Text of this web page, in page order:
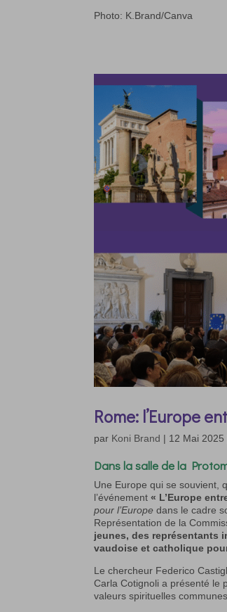
Photo: K.Brand/Canva
Rome: l’Europe
par Koni Brand | 12 Mai 2025
Dans lasalle de la
Une Europe qui se souvient,
l’événement« L’Europe
pour l’Europe dans le cadre
Représentation de la
jeunes, des représentants
vaudoise et catholique
Le chercheur Federico
Carla Cotignoli a présenté le
valeurs spirituelles